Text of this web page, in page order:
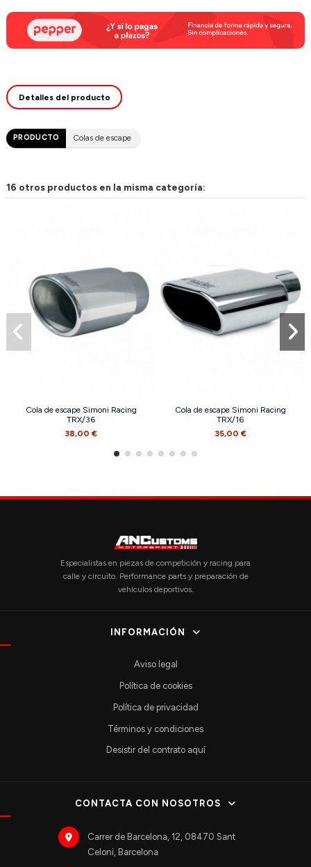
Detalles del producto
PRODUCTO Colas de escape
16 otros productos en la misma categoría:
Cola de escape Simoni Racing
TRX/36
38,00 €
Cola de escape Simoni Racing
TRX/16
35,00 €
Especialistas en piezas de competición y racing para
calle y circuito. Performance parts y preparación de
vehículos deportivos.
INFORMACIÓN
Aviso legal
Política de cookies
Política de privacidad
Términos y condiciones
Desistir del contrato aquí
CONTACTA CON NOSOTROS
Carrer de Barcelona, 12, 08470 Sant
Celoni, Barcelona